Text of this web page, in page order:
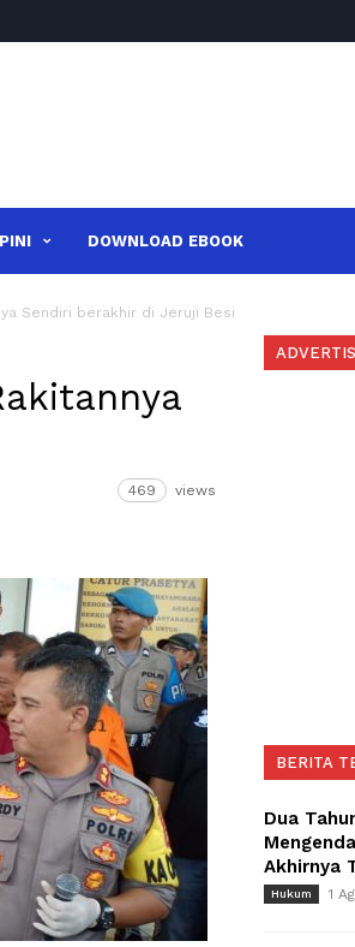
DOWNLOAD EBOOK
Sendiri berakhir di Jeruji Besi
469 views
BERITA
Dua
Akhirnya
Hukum 1